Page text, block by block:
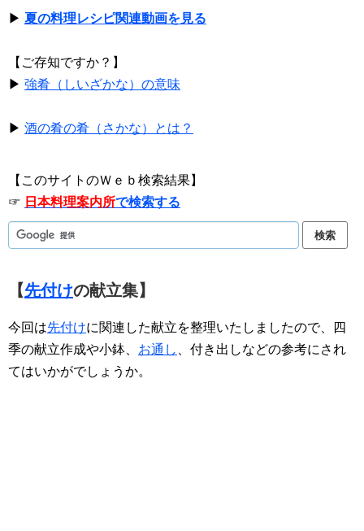
▶ 夏の料理レシピ関連動画を見る
【ご存知ですか？】
▶ 強肴（しいざかな）の意味
▶ 酒の肴の肴（さかな）とは？
【このサイトのＷｅｂ検索結果】
☞ 日本料理案内所で検索する
【先付けの献立集】
今回は先付けに関連した献立を整理いたしましたので、四
季の献立作成や小鉢、 お通し
、付き出しなどの参考にされ
てはいかがでしょうか。